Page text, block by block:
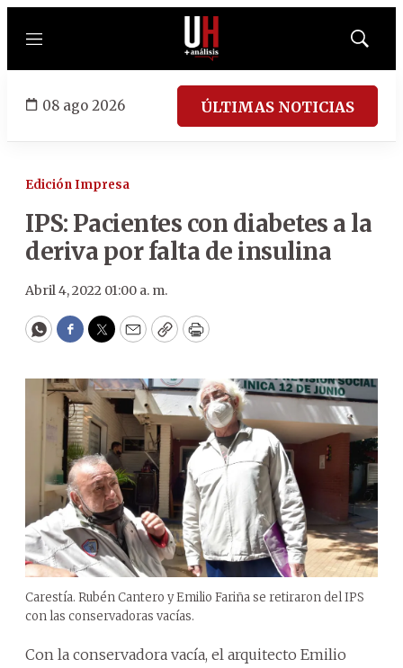
Menú
Mostrar
08 ago 2026 ÚLTIMAS NOTICIAS
Edición Impresa
IPS: Pacientes con diabetes a la
deriva por falta de insulina
Abril 4, 2022 01:00 a. m.
WhatsApp
Facebook
Twitter
EmailCopyPrint
Carestía. Rubén Cantero y Emilio Fariña se retiraron del IPS
con las conservadoras vacías.
Con la conservadora vacía, el arquitecto Emilio